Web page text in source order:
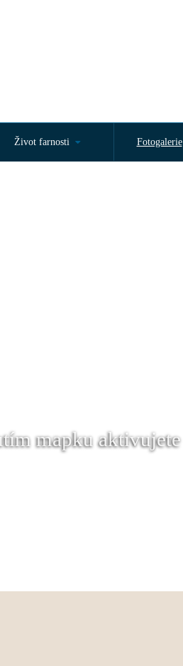
Život farnosti Fotogalerie
mapku aktivujete